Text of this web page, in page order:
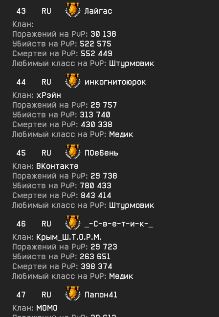
43
RU
Лайгас
Клан:
Поражений на PvP: 30 138
Убийств на PvP: 522 575
Смертей на PvP: 552 449
Любимый класс на PvP: Штурмовик
44
RU
инкогнитоюрок
Клан: хРэйн
Поражений на PvP: 29 757
Убийств на PvP: 313 740
Смертей на PvP: 430 338
Любимый класс на PvP: Медик
45
RU
ПОе6ень
Клан: ВКонтакте
Поражений на PvP: 29 738
Убийств на PvP: 780 433
Смертей на PvP: 843 414
Любимый класс на PvP: Штурмовик
46
RU
_-С-в-е-т-и-к-_
Клан: Крым_Ш.Т.О.Р.М.
Поражений на PvP: 29 723
Убийств на PvP: 263 651
Смертей на PvP: 398 374
Любимый класс на PvP: Медик
47
RU
Папон41
Клан: МОМО